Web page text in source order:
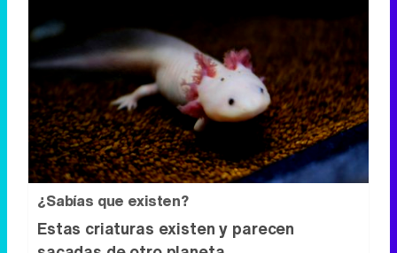
¿Sabías que existen?
Estas criaturas existen y parecen